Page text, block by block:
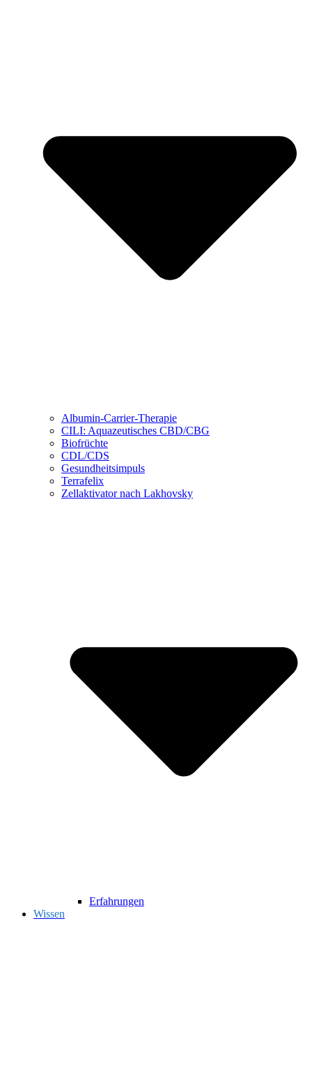
Albumin-Carrier-Therapie
CILI: Aquazeutisches CBD/CBG
Biofrüchte
CDL/CDS
Gesundheitsimpuls
Terrafelix
Zellaktivator nach Lakhovsky
Erfahrungen
Wissen